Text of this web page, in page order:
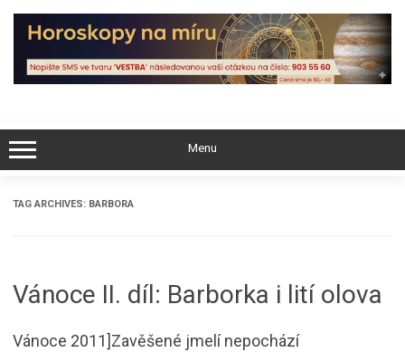
Skip
content
Menu
TAG ARCHIVES: BARBORA
Vánoce II. díl: Barborka i lití olova
Vánoce 2011]Zavěšené jmelí nepochází